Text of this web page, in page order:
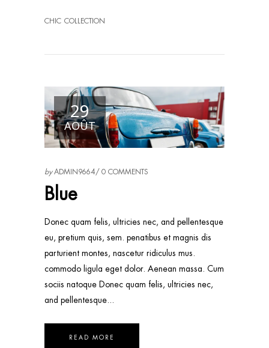
CHIC COLLECTION
29
AOÛT
byADMIN9664 0 COMMENTS
Blue
Donec quam felis, ultricies nec, and pellentesque
eu, pretium quis, sem. penatibus et magnis dis
parturient montes, nascetur ridiculus mus.
commodo ligula eget dolor. Aenean massa. Cum
sociis natoque Donec quam felis, ultricies nec,
and pellentesque
READ MORE